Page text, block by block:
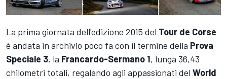
La prima giornata dell'edizione 2015 del Tour de Corse
è andata in archivio poco fa con il termine della Prova
Speciale 3, la Francardo-Sermano 1, lunga 36,43
chilometri totali, regalando agli appassionati del World